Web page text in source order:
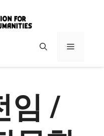
메
임 /